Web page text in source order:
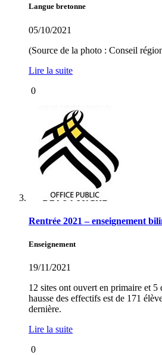
Langue bretonne
05/10/2021
(Source de la photo : Conseil
Lire la suite
0
Rentrée 2021 – enseignement
Enseignement
19/11/2021
12 sites ont ouvert en primaire et 5
hausse des effectifs est de 171
dernière.
Lire la suite
0